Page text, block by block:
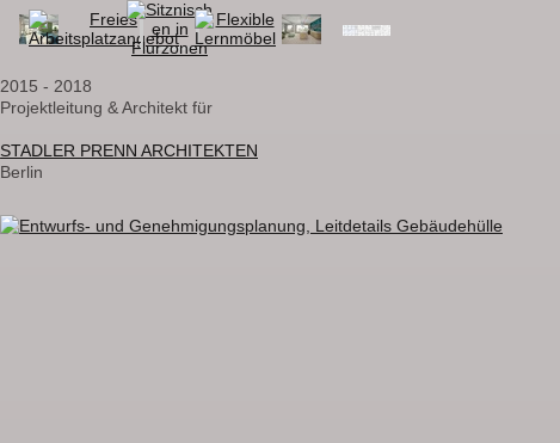
2015 - 2018
Projektleitung & Architekt für
STADLER PRENN ARCHITEKTEN
Berlin